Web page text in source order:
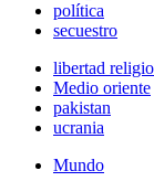
política
secuestro
libertad
Medio oriente
pakistan
ucrania
Mundo